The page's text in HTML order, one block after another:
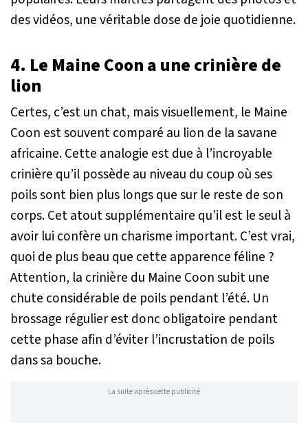
des vidéos, une véritable dose de joie quotidienne.
4. Le Maine Coon a une crinière de
lion
Certes, c’est un chat, mais visuellement, le Maine
Coon est souvent comparé au lion de la savane
africaine. Cette analogie est due à l’incroyable
crinière qu’il possède au niveau du coup où ses
poils sont bien plus longs que sur le reste de son
corps. Cet atout supplémentaire qu’il est le seul à
avoir lui confère un charisme important. C’est vrai,
quoi de plus beau que cette apparence féline ?
Attention, la crinière du Maine Coon subit une
chute considérable de poils pendant l’été. Un
brossage régulier est donc obligatoire pendant
cette phase afin d’éviter l’incrustation de poils
dans sa bouche.
La suite après cette publicité